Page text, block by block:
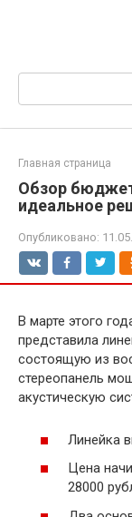
Поиск:
Главная страница
Обзор
идеальное
Опубликовано:
В марте этого
представила
состоящую из
стереопанель
акустическую
Линейка
Цена
28000